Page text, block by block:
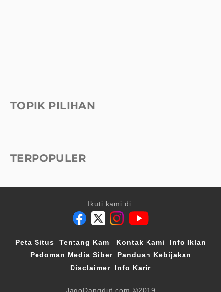
TOPIK PILIHAN
TERPOPULER
Ikuti kami di:
Peta Situs Tentang Kami Kontak Kami
Info Iklan
Pedoman Media Siber
Panduan Kebijakan
Disclaimer
Info Karir
JagoDangdut.com ©2019